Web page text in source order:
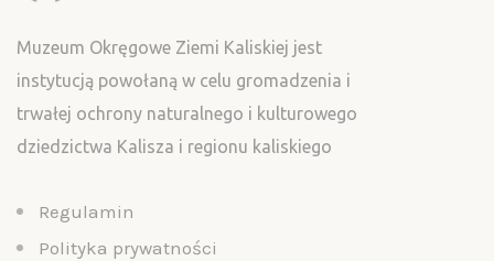
Muzeum Okręgowe Ziemi Kaliskiej jest
instytucją powołaną w celu gromadzenia i
trwałej ochrony naturalnego i kulturowego
dziedzictwa Kalisza i regionu kaliskiego
Regulamin
Polityka prywatności